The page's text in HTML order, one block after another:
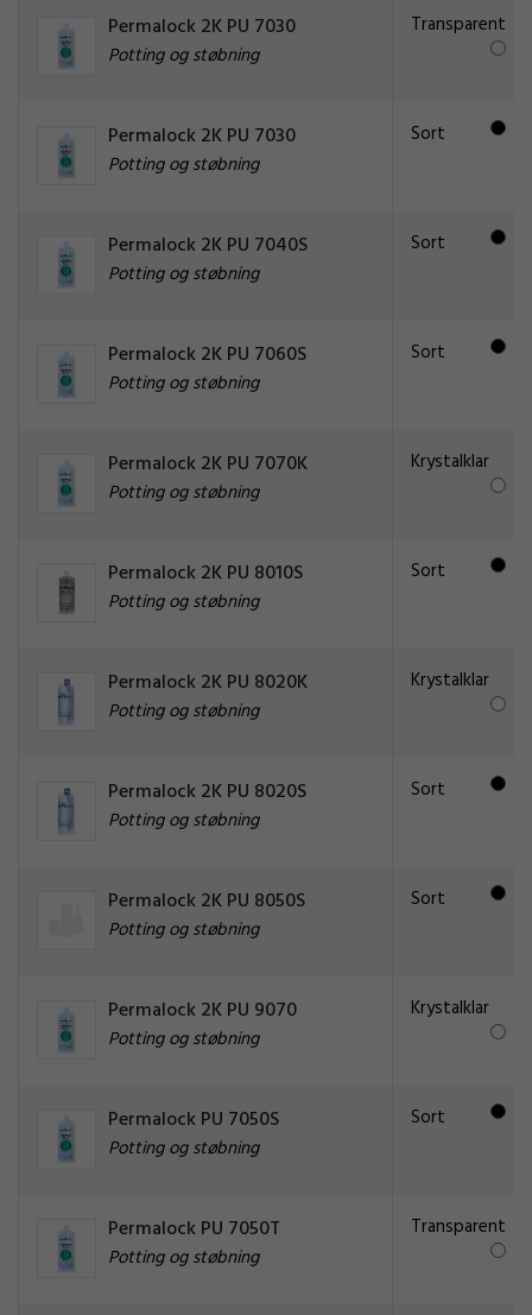
Permalock 2K PU 7030
Potting og støbning
Transparent
Permalock 2K PU 7030
Potting og støbning
Sort
Permalock 2K PU 7040S
Potting og støbning
Sort
Permalock 2K PU 7060S
Potting og støbning
Sort
Permalock 2K PU 7070K
Potting og støbning
Krystalklar
Permalock 2K PU 8010S
Potting og støbning
Sort
Permalock 2K PU 8020K
Potting og støbning
Krystalklar
Permalock 2K PU 8020S
Potting og støbning
Sort
Permalock 2K PU 8050S
Potting og støbning
Sort
Permalock 2K PU 9070
Potting og støbning
Krystalklar
Permalock PU 7050S
Potting og støbning
Sort
Permalock PU 7050T
Potting og støbning
Transparent